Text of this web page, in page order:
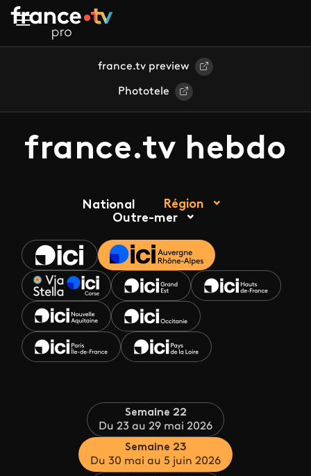
Aller au contenu principal
france.tv preview
Phototele
france.tv hebdo
National
Région
Outre-mer
Semaine 22
Du 23 au 29 mai 2026
Semaine 23
Du 30 mai au 5 juin 2026